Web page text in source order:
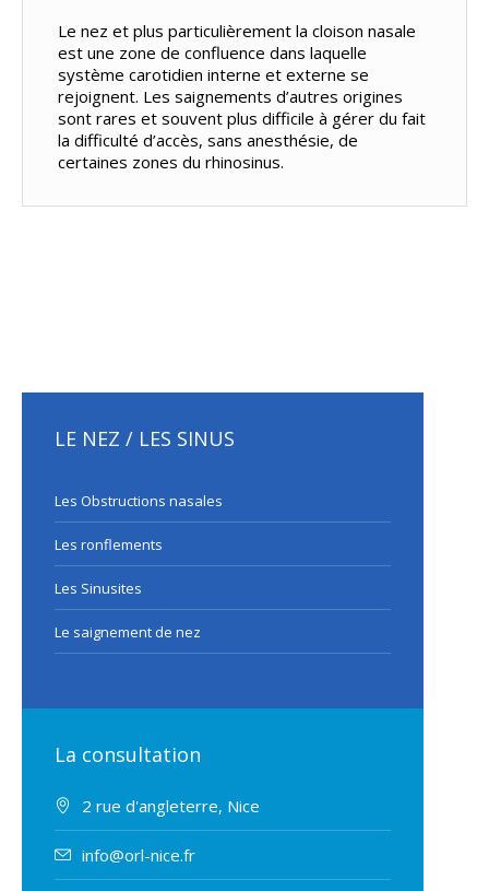
Le nez et plus particulièrement la cloison nasale
est une zone de confluence dans laquelle
système carotidien interne et externe se
rejoignent. Les saignements d’autres origines
sont rares et souvent plus difficile à gérer du fait
la difficulté d’accès, sans anesthésie, de
certaines zones du rhinosinus.
LE NEZ / LES SINUS
Les Obstructions nasales
Les ronflements
Les Sinusites
Le saignement de nez
La consultation
2 rue d'angleterre, Nice
info@orl-nice.fr